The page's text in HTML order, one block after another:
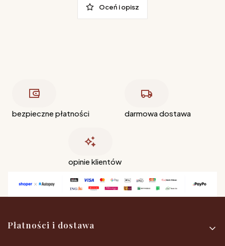
Oceń i opisz
bezpieczne płatności darmowa dostawa
opinie klientów
Linki w stopce
Płatności i dostawa